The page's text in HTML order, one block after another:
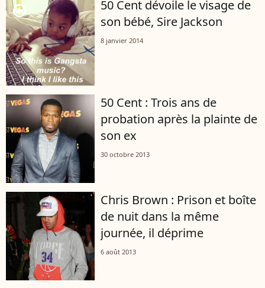
player2
50 Cent dévoile le visage de
son bébé, Sire Jackson
8 janvier 2014
50 Cent : Trois ans de
probation après la plainte de
son ex
30 octobre 2013
Chris Brown : Prison et boîte
de nuit dans la même
journée, il déprime
6 août 2013